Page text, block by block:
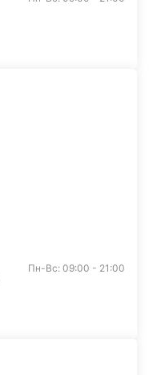
Пн-Вс: 09:00 - 21:00